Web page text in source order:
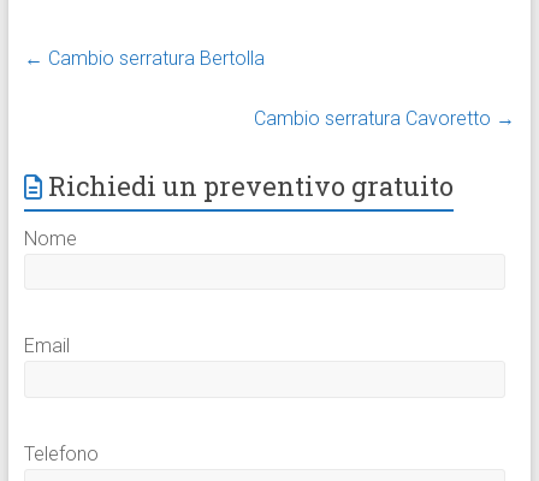
← Cambio serratura Bertolla
Cambio serratura Cavoretto →
Richiedi un preventivo gratuito
Nome
Email
Telefono